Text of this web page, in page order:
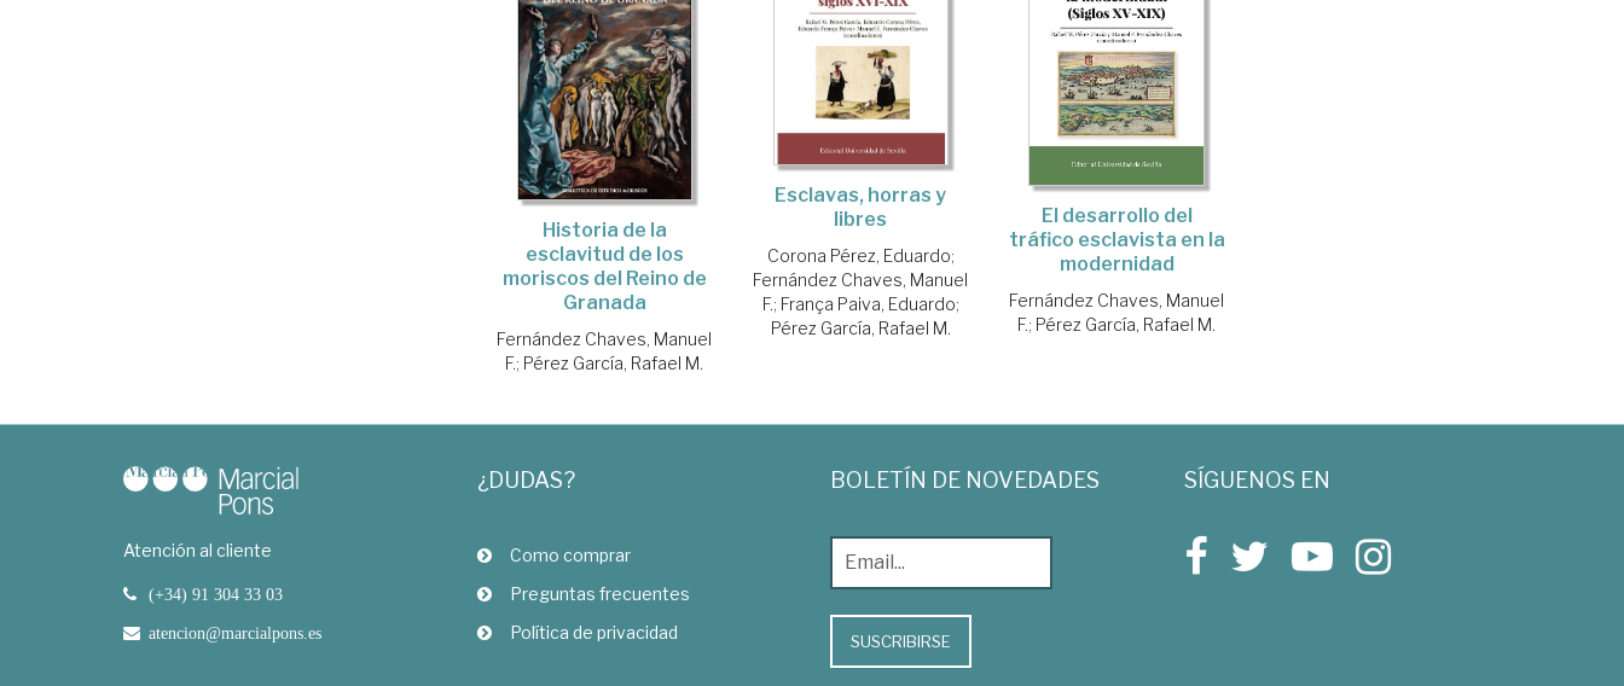
Historia de la
esclavitud de los
moriscos del Reino de
Granada
Fernández Chaves, Manuel
F.; Pérez García, Rafael M.
Esclavas, horras y
libres
Corona Pérez, Eduardo;
Fernández Chaves, Manuel
F.; França Paiva, Eduardo;
Pérez García, Rafael M.
El desarrollo del
tráfico esclavista en la
modernidad
Fernández Chaves, Manuel
F.; Pérez García, Rafael M.
Atención al cliente
(+34) 91 304 33 03
atencion@marcialpons.es
¿DUDAS?
Como comprar
Preguntas frecuentes
Política de privacidad
BOLETÍN DE NOVEDADES
SUSCRIBIRSE
SÍGUENOS EN